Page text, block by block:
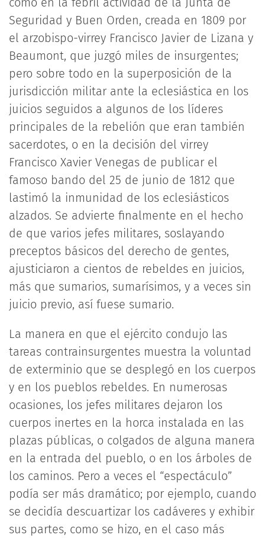
Seguridad y Buen Orden, creada en 1809 por
el arzobispo-virrey Francisco Javier de Lizana y
Beaumont, que juzgó miles de insurgentes;
pero sobre todo en la superposición de la
jurisdicción militar ante la eclesiástica en los
juicios seguidos a algunos de los líderes
principales de la rebelión que eran también
sacerdotes, o en la decisión del virrey
Francisco Xavier Venegas de publicar el
famoso bando del 25 de junio de 1812 que
lastimó la inmunidad de los eclesiásticos
alzados. Se advierte finalmente en el hecho
de que varios jefes militares, soslayando
preceptos básicos del derecho de gentes,
ajusticiaron a cientos de rebeldes en juicios,
más que sumarios, sumarísimos, y a veces sin
juicio previo, así fuese sumario.
La manera en que el ejército condujo las
tareas contrainsurgentes muestra la voluntad
de exterminio que se desplegó en los cuerpos
y en los pueblos rebeldes. En numerosas
ocasiones, los jefes militares dejaron los
cuerpos inertes en la horca instalada en las
plazas públicas, o colgados de alguna manera
en la entrada del pueblo, o en los árboles de
los caminos. Pero a veces el “espectáculo”
podía ser más dramático; por ejemplo, cuando
se decidía descuartizar los cadáveres y exhibir
sus partes, como se hizo, en el caso más